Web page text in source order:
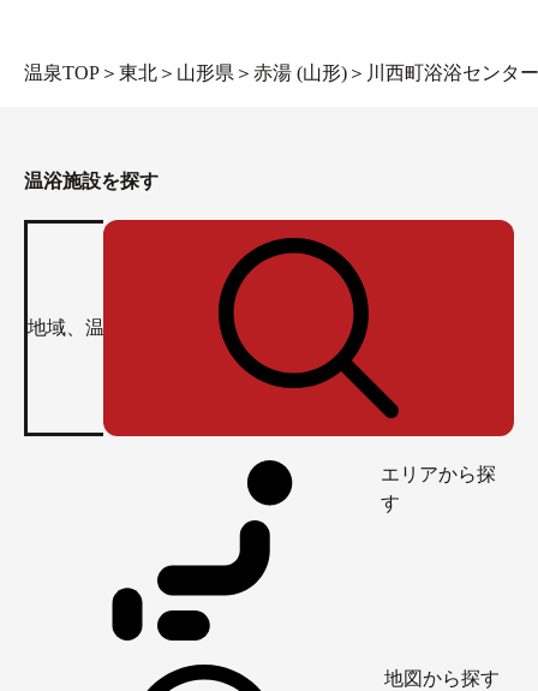
温泉TOP ＞ 東北 ＞ 山形県 ＞ 赤湯 (山形) ＞ 川西町浴浴センタ
温浴施設を探す
エリアから探
す
地図から探す